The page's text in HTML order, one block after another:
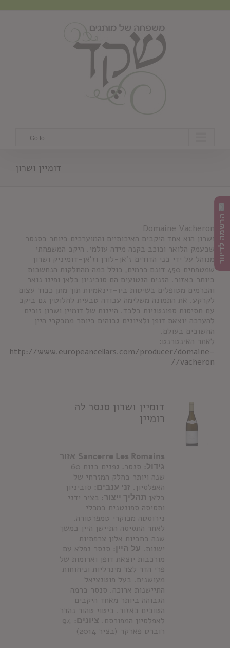
Go to...
דומיין ושרון
Domaine Vacheron
ושרון הוא אחד היקבים האיכותיים והמוערכים ביותר בסנסר
שבעמק הלואר וכוכב בקנה מידה עולמי. היקב המשפחתי
מנוהל על ידי בני הדודים ז'אן-לורן וז'אן-דומיניק ושרון
שמטפחים 450 דונם כרמים, כולל כמה מהחלקות הנחשבות
ביותר באזור. הזנים הנטועים הם סוביניון בלאן ופינו נואר
והכרמים מטופלים בשיטות ביו-דינאמיות תוך מתן כבוד עצום
לקרקע. את התמונה משלימה עבודה טבעית לחלוטין גם ביקב
עם תסיסות ספונטניות בלבד. היינות של דומיין ושרון זוכים
להערכה יוצאת דופן ולציונים גבוהים ביותר ממבקרי היין
החשובים בעולם.
לאתר האינטרנט:
http://www.europeancellars.com/producer/domaine-
vacheron//
דומיין ושרון סנסר לה
רומיין
Sancerre Les Romains
אזור
גידול: סנסר.
גפנים בנות 60
שנה ויותר בחלק המזרחי של
האפלסיון. זני ענבים: סוביניון
בלאן תהליך ייצור: בציר ידני
ותסיסה ספונטנית במכלי
נירוסטה מבוקרי טמפרטורה.
לאחר התסיסה התיישן היין במשך
שנה בחביות אלון צרפתיות
ישנות. על היין: סנסר נפלא עם
מורכבות יוצאת דופן וארומות של
פרי הדר לצד מינרליות וניחוחות
מעושנים. בעל פוטנציאל
התיישנות ארוכה. סנסר ברמה
הגבוהה ביותר מאחד היקבים
הטובים באזור. ביטוי טהור נהדר
לאפלסיון המפורסם. ציונים: 94
רוברט פארקר (בציר 2014)
הרשמה לדיוור